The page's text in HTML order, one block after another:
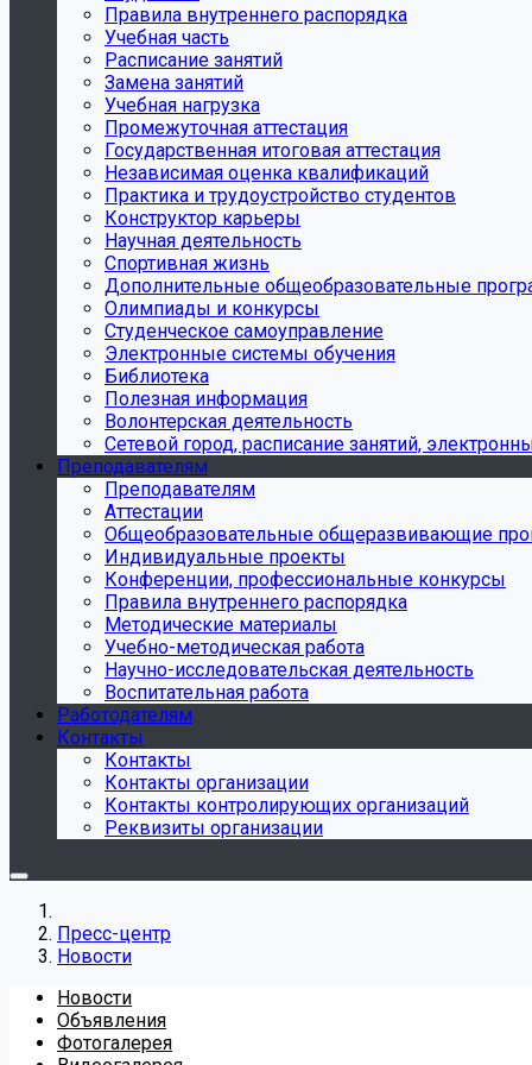
Правила внутреннего распорядка
Учебная часть
Расписание занятий
Замена занятий
Учебная нагрузка
Промежуточная аттестация
Государственная итоговая аттестация
Независимая оценка квалификаций
Практика и трудоустройство студентов
Конструктор карьеры
Научная деятельность
Спортивная жизнь
Дополнительные общеобразовательные
Олимпиады и конкурсы
Студенческое самоуправление
Электронные системы обучения
Библиотека
Полезная информация
Волонтерская деятельность
Сетевой город, расписание занятий,
Преподавателям
Преподавателям
Аттестации
Общеобразовательные общеразвивающие
Индивидуальные проекты
Конференции, профессиональные конкурсы
Правила внутреннего распорядка
Методические материалы
Учебно-методическая работа
Научно-исследовательская деятельность
Воспитательная работа
Работодателям
Контакты
Контакты
Контакты организации
Контакты контролирующих организаций
Реквизиты организации
Пресс-центр
Новости
Новости
Объявления
Фотогалерея